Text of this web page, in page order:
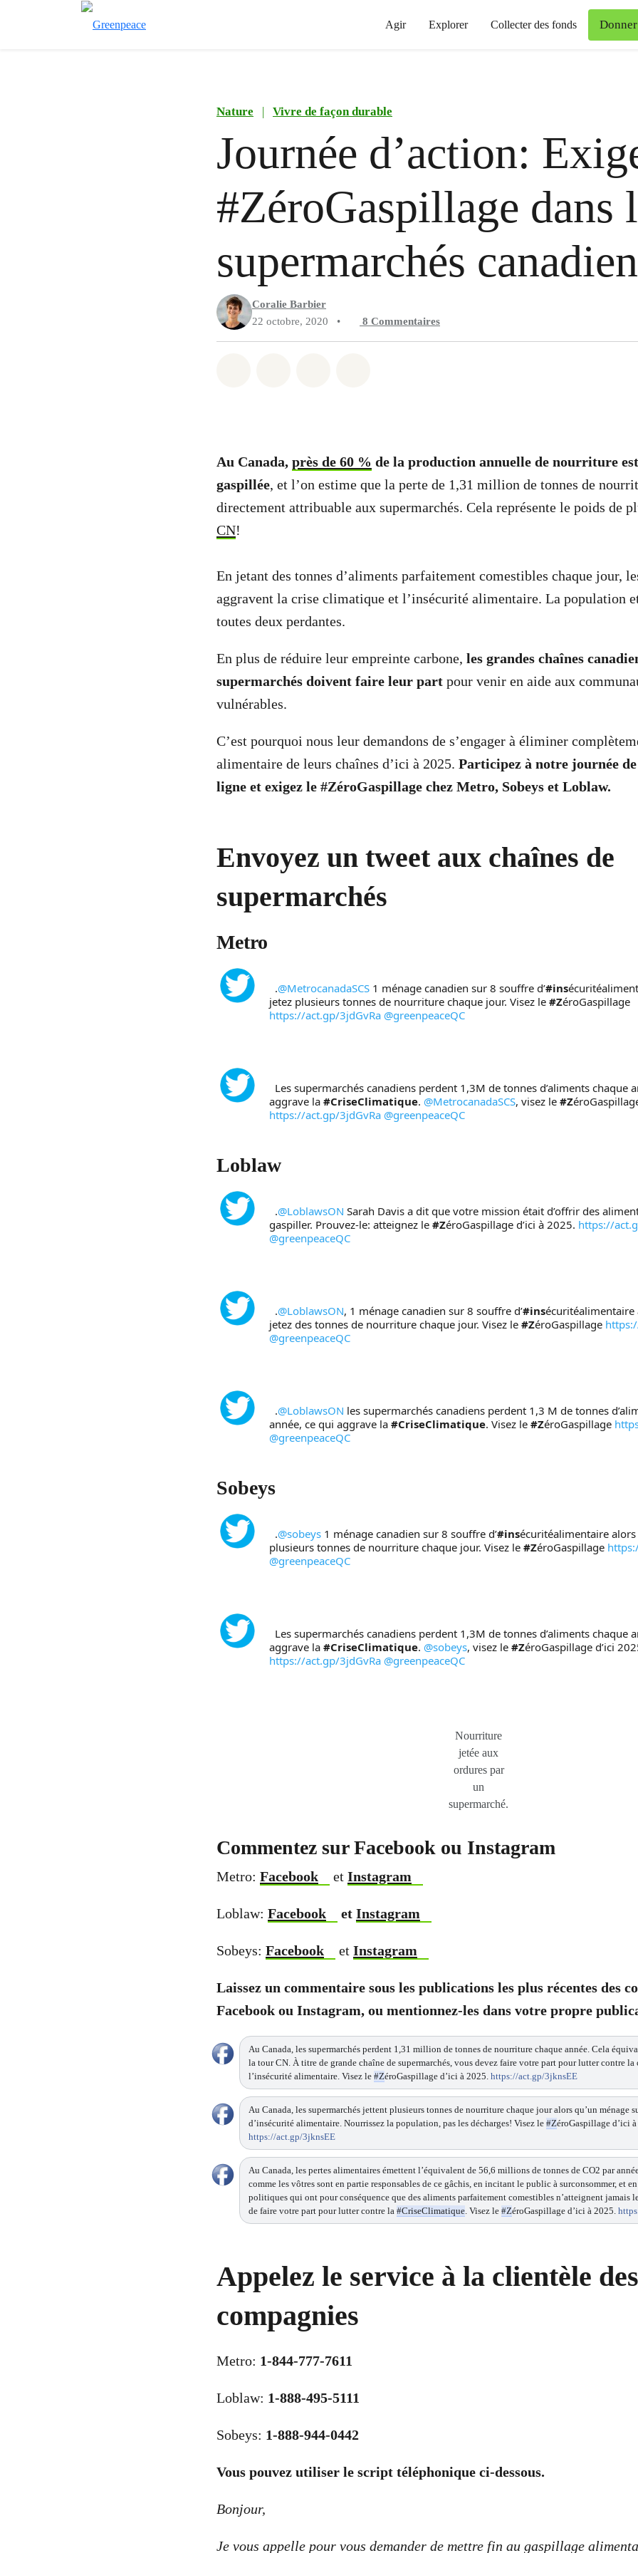
Agir Explorer Collecter des fonds Donner
Nature | Vivre de façon durable
Journée d’action:
#ZéroGaspillage dans
supermarchés
Coralie Barbier
22 octobre, 2020
• 8 Commentaires
Au Canada, près de 60 % de la production annuelle de nourriture
gaspillée, et l’on estime que la perte de 1,31 million de tonnes de
directement attribuable aux supermarchés. Cela représente le poids de
CN!
En jetant des tonnes d’aliments parfaitement comestibles chaque jour,
aggravent la crise climatique et l’insécurité alimentaire. La population
toutes deux perdantes.
En plus de réduire leur empreinte carbone, les grandes chaînes
supermarchés doivent faire leur part pour venir en aide aux
vulnérables.
C’est pourquoi nous leur demandons de s’engager à éliminer
alimentaire de leurs chaînes d’ici à 2025. Participez à notre journée
ligne et exigez le #ZéroGaspillage chez Metro, Sobeys et Loblaw.
Envoyez un tweet aux chaînes de
supermarchés
Metro
  .
@MetrocanadaSCS 1 ménage canadien sur 8 souffre d’#ins
jetez plusieurs tonnes de nourriture chaque jour. Visez le #Z
https://act.gp/3jdGvRa @greenpeaceQC
aggrave la #CriseClimatique. @MetrocanadaSCS, visez le #Z
https://act.gp/3jdGvRa @greenpeaceQC
Loblaw
  .
@LoblawsON Sarah Davis a dit que votre mission était d’offrir des
gaspiller. Prouvez-le: atteignez le #ZéroGaspillage d’ici à 2025. https://
@greenpeaceQC
  .
@LoblawsON, 1 ménage canadien sur 8 souffre d’#insécuritéalimentaire
jetez des tonnes de nourriture chaque jour. Visez le #ZéroGaspillage
@greenpeaceQC
  .
@LoblawsON les supermarchés canadiens perdent 1,3 M de tonnes
année, ce qui aggrave la #CriseClimatique. Visez le #ZéroGaspillage
@greenpeaceQC
Sobeys
  .
@sobeys 1 ménage canadien sur 8 souffre d’#insécuritéalimentaire
plusieurs tonnes de nourriture chaque jour. Visez le #ZéroGaspillage
@greenpeaceQC
aggrave la #CriseClimatique. @sobeys, visez le #Z
https://act.gp/3jdGvRa @greenpeaceQC
Nourriture
jetée aux
ordures par
un
supermarché.
Commentez sur Facebook ou Instagram
Metro: Facebook et Instagram
Loblaw: Facebook et Instagram
Sobeys: Facebook et Instagram
Laissez un commentaire sous les publications les plus récentes des
Facebook ou Instagram, ou mentionnez-les dans votre propre
Au Canada, les supermarchés perdent 1,31 million de tonnes de nourriture chaque année. Cela
la tour CN. À titre de grande chaîne de supermarchés, vous devez faire votre part pour lutter contre
l’insécurité alimentaire. Visez le #ZéroGaspillage d’ici à 2025. https://act.gp/3jknsEE
Au Canada, les supermarchés jettent plusieurs tonnes de nourriture chaque jour alors qu’un ménage
d’insécurité alimentaire. Nourrissez la population, pas les décharges! Visez le #ZéroGaspillage d’ici
https://act.gp/3jknsEE
Au Canada, les pertes alimentaires émettent l’équivalent de 56,6 millions de tonnes de CO2 par
comme les vôtres sont en partie responsables de ce gâchis, en incitant le public à surconsommer, et
politiques qui ont pour conséquence que des aliments parfaitement comestibles n’atteignent jamais
de faire votre part pour lutter contre la #CriseClimatique. Visez le #ZéroGaspillage d’ici à 2025.
Appelez le service à la clientèle des
compagnies
Metro: 1-844-777-7611
Loblaw: 1-888-495-5111
Sobeys: 1-888-944-0442
Vous pouvez utiliser le script téléphonique ci-dessous.
Bonjour,
Je vous appelle pour vous demander de mettre fin au gaspillage